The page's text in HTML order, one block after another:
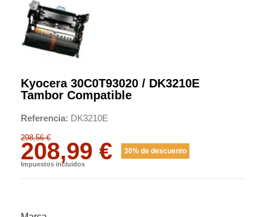
Kyocera 30C0T93020 / DK3210E
Tambor Compatible
Referencia DK3210E
298,56 €
208,99 € 30% de descuento
Impuestos incluidos